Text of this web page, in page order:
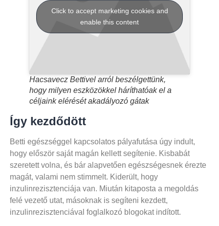
Click to accept marketing cookies and
enable this content
Hacsavecz Bettivel arról beszélgettünk,
hogy milyen eszközökkel háríthatóak el a
céljaink elérését akadályozó gátak
Így kezdődött
Betti egészséggel kapcsolatos pályafutása úgy indult,
hogy először saját magán kellett segítenie. Kisbabát
szeretett volna, és bár alapvetően egészségesnek érezte
magát, valami nem stimmelt. Kiderült, hogy
inzulinrezisztenciája van. Miután kitaposta a megoldás
felé vezető utat, másoknak is segíteni kezdett,
inzulinrezisztenciával foglalkozó blogokat indított.